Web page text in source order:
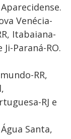
Venécia-
Itabaiana-
Ji-Paraná-RO.
RR,
RJ e
Santa,